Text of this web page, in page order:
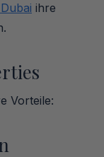
ihre
Vorteile: